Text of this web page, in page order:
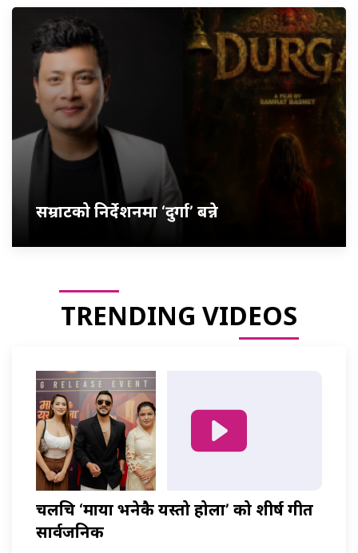
सम्राटको निर्देशनमा ‘दुर्गा’ बन्ने
TRENDING VIDEOS
चलचित्र ‘माया भनेकै यस्तो होला’ को शीर्ष गीत
सार्वजनिक